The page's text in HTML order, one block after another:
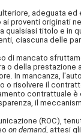
adeguata
proventi originati
titolo e in
ciascuna delle
di mancato
o della prestazione
In mancanza,
o risolvere il
contrattuale
il
(ROC),
on demand, attesi